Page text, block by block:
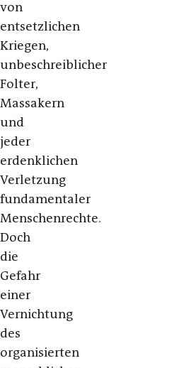
von
entsetzlichen
Kriegen,
unbeschreiblicher
Folter,
Massakern
und
jeder
erdenklichen
Verletzung
fundamentaler
Menschenrechte.
Doch
die
Gefahr
einer
Vernichtung
des
organisierten